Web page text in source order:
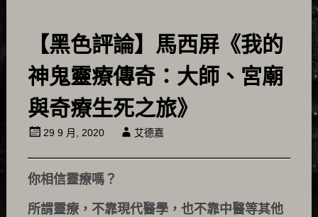
【黑色評論】馬西屏《我的
神鬼靈療傳奇：大師、宮廟
與奇療生死之旅》
29 9 月, 2020 艾德嘉
你相信靈療嗎？
所謂靈療，不靠現代醫學，也不靠中醫等其他